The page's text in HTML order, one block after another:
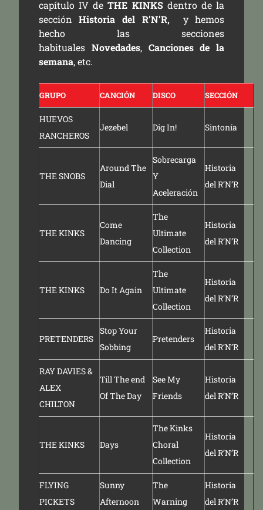
capítulo IV deTHE KINKS dentro de la
secciónHistoria del R’N’R,
y hemos
hecho las secciones
habituales Novedades, Canciones de la
semana, etc.
GRUPO CANCIÓN DISCO SECCIÓN
HUEVOS
RANCHEROS
Jezebel Dig In! Sintonía
THE SNOBS
Around The
Dial
Sobrecarga
Y
Aceleración
Historia
del R’N’R
THE KINKS
Come
Dancing
The
Ultimate
Collection
Historia
del R’N’R
THE KINKS Do It Again
The
Ultimate
Collection
Historia
del R’N’R
PRETENDERS
Stop Your
Sobbing
Pretenders
Historia
del R’N’R
RAY DAVIES &
ALEX
CHILTON
Till The end
Of The Day
See My
Friends
Historia
del R’N’R
THE KINKS Days
The Kinks
Choral
Collection
Historia
del R’N’R
FLYING
PICKETS
Sunny
Afternoon
The
Warning
Historia
del R’N’R